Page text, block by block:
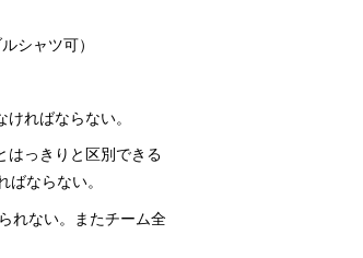
シャツ可）
ればならない。
はっきりと区別できる
ならない。
れない。またチーム全